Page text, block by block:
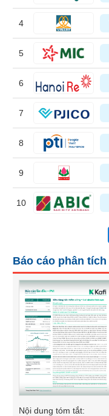
liệu
4
5
6
7
8
9
10
Báo cáo phân tích
Nội dung tóm tắt:
TIÊU
DÙNG
KHÔNG
YẾU
TIÊU
THIẾT
YẾU
CHĂM
SÓC
SỨC
KHỎE
TÀI